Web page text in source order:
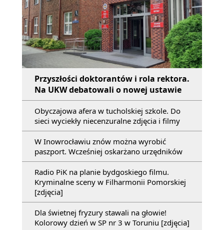
Przyszłości doktorantów i rola rektora.
Na UKW debatowali o nowej ustawie
Obyczajowa afera w tucholskiej szkole. Do
sieci wyciekły niecenzuralne zdjęcia i filmy
W Inowrocławiu znów można wyrobić
paszport. Wcześniej oskarżano urzędników
Radio PiK na planie bydgoskiego filmu.
Kryminalne sceny w Filharmonii Pomorskiej
[zdjęcia]
Dla świetnej fryzury stawali na głowie!
Kolorowy dzień w SP nr 3 w Toruniu [zdjęcia]